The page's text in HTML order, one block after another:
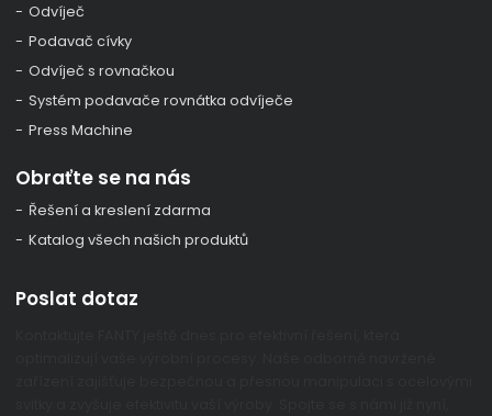
Odvíječ
Podavač cívky
Odvíječ s rovnačkou
Systém podavače rovnátka odvíječe
Press Machine
Obraťte se na nás
Řešení a kreslení zdarma
Katalog všech našich produktů
Poslat dotaz